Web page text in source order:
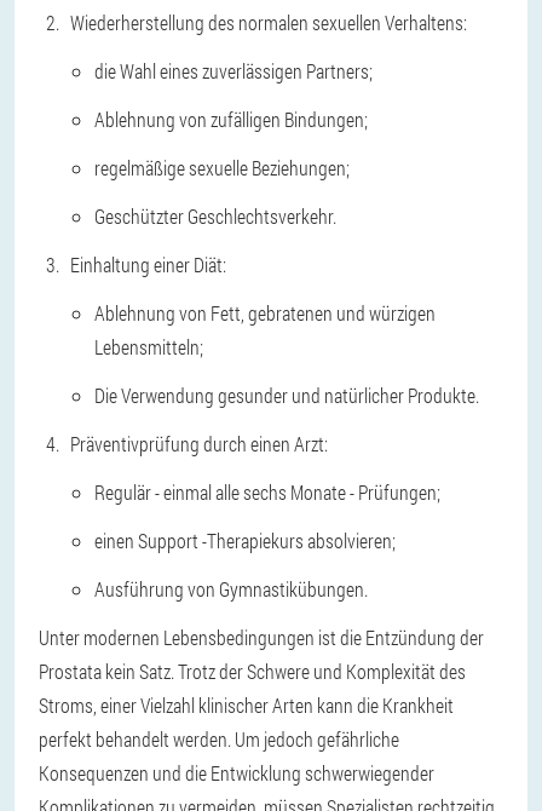
Wiederherstellung des normalen sexuellen Verhaltens:
die Wahl eines zuverlässigen Partners;
Ablehnung von zufälligen Bindungen;
regelmäßige sexuelle Beziehungen;
Geschützter Geschlechtsverkehr.
Einhaltung einer Diät:
Ablehnung von Fett, gebratenen und würzigen
Lebensmitteln;
Die Verwendung gesunder und natürlicher Produkte.
Präventivprüfung durch einen Arzt:
Regulär - einmal alle sechs Monate - Prüfungen;
einen Support -Therapiekurs absolvieren;
Ausführung von Gymnastikübungen.
Unter modernen Lebensbedingungen ist die Entzündung der
Prostata kein Satz. Trotz der Schwere und Komplexität des
Stroms, einer Vielzahl klinischer Arten kann die Krankheit
perfekt behandelt werden. Um jedoch gefährliche
Konsequenzen und die Entwicklung schwerwiegender